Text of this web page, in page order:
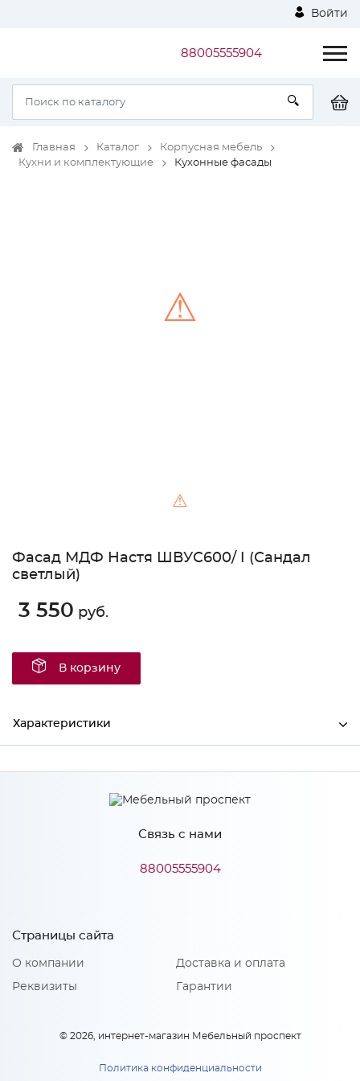
Войти
88005555904
Главная Каталог
Корпусная мебель
Кухни и комплектующие
Кухонные фасады
⚠
⚠
Фасад МДФ Настя ШВУС600/ I (Сандал
светлый)
3 550 руб.
В корзину
Характеристики
Производитель МиФ
Количество упаковок: 2
Связь с нами
88005555904
Страницы сайта
О компании
Реквизиты
Доставка и оплата
Гарантии
© 2026, интернет-магазин Мебельный проспект
Политика конфиденциальности